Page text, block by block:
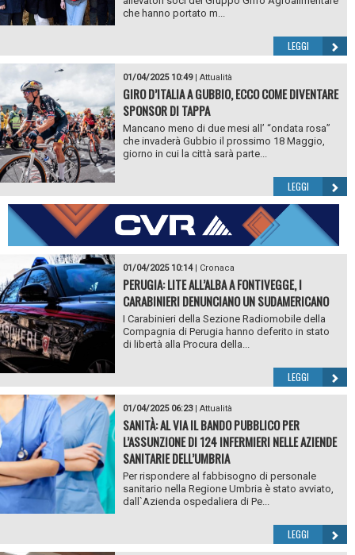
che hanno portato m...
LEGGI
01/04/2025 10:49| Attualità
GIRO D’ITALIA A GUBBIO, ECCO COME DIVENTARE
SPONSOR DI TAPPA
Mancano meno di due mesi all’ “ondata rosa”
che invaderà Gubbio il prossimo 18 Maggio,
giorno in cui la città sarà parte...
LEGGI
01/04/2025 10:14| Cronaca
PERUGIA: LITE ALL’ALBA A FONTIVEGGE, I
CARABINIERI DENUNCIANO UN SUDAMERICANO
I Carabinieri della Sezione Radiomobile della
Compagnia di Perugia hanno deferito in stato
di libertà alla Procura della...
LEGGI
01/04/2025 06:23| Attualità
SANITÀ: AL VIA IL BANDO PUBBLICO PER
L’ASSUNZIONE DI 124 INFERMIERI NELLE AZIENDE
SANITARIE DELL’UMBRIA
Per rispondere al fabbisogno di personale
sanitario nella Regione Umbria è stato avviato,
dall`Azienda ospedaliera di Pe...
LEGGI